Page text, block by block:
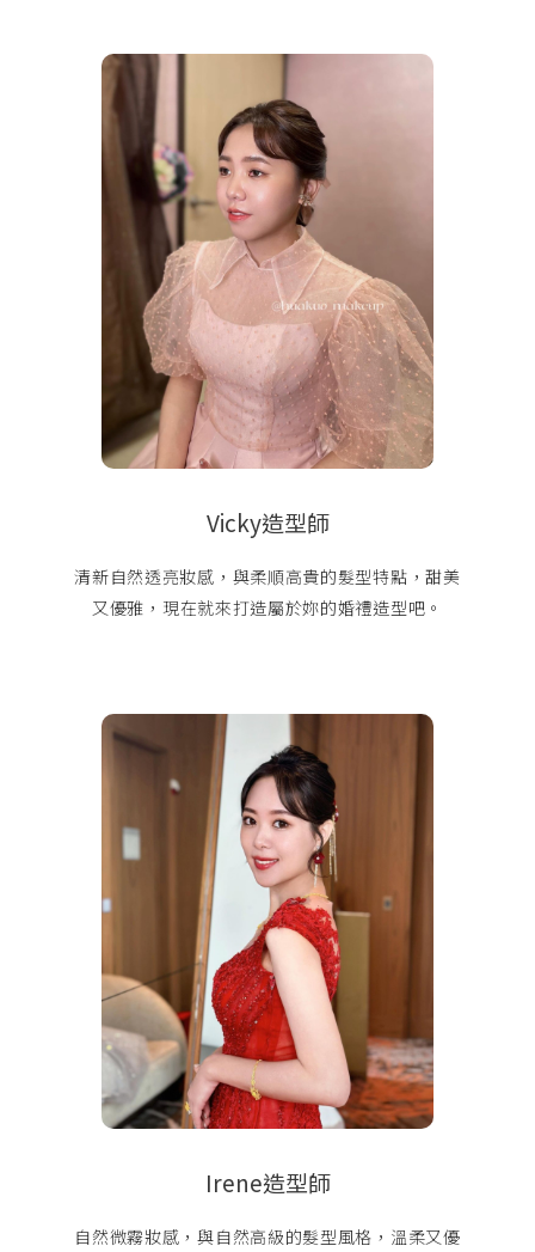
Vicky造型師
清新自然透亮妝感，與柔順高貴的髮型特點，甜美
又優雅，現在就來打造屬於妳的婚禮造型吧。
Irene造型師
自然微霧妝感，與自然高級的髮型風格，溫柔又優